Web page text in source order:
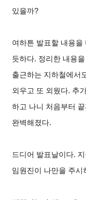
있을까?
여하튼 발표할 내용을
듯하다. 정리한 내용
출근하는 지하철에서
외우고 또 외웠다. 추
하고 나니 처음부터
완벽해졌다.
드디어 발표날이다.
임원진이 나만을 주시